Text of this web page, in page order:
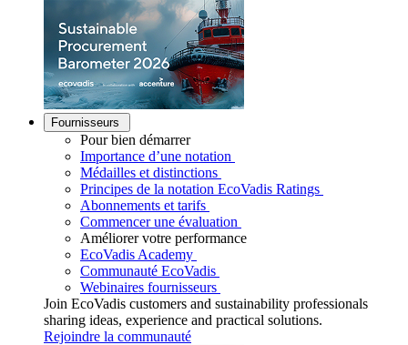
Fournisseurs
Pour bien démarrer
Importance d’une notation
Médailles et distinctions
Principes de la notation EcoVadis Ratings
Abonnements et tarifs
Commencer une évaluation
Améliorer votre performance
EcoVadis Academy
Communauté EcoVadis
Webinaires fournisseurs
Join EcoVadis customers and sustainability professionals
sharing ideas, experience and practical solutions.
Rejoindre la communauté